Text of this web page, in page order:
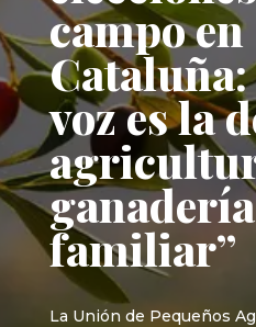
campo en
voz es la
ganadería
familiar”
La Unión de Pequeños